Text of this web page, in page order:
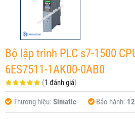
Bộ lập trình PLC s7-1500
6ES7511-1AK00-0AB0
(1 đánh giá)
Thương hiệu: Simatic Bảo hành: